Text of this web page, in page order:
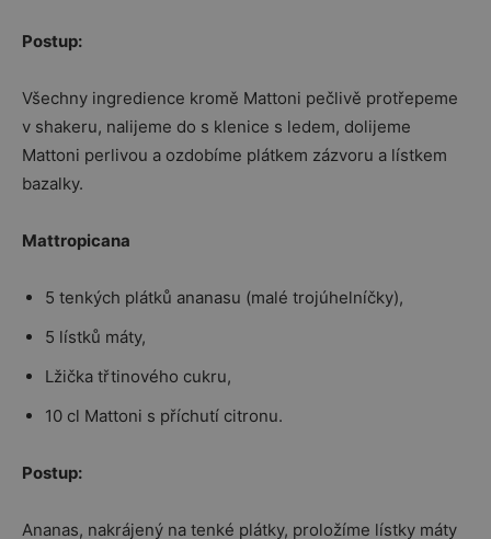
Postup:
Všechny ingredience kromě Mattoni pečlivě protřepeme
v shakeru, nalijeme do s klenice s ledem, dolijeme
Mattoni perlivou a ozdobíme plátkem zázvoru a lístkem
bazalky.
Mattropicana
5 tenkých plátků ananasu (malé trojúhelníčky),
5 lístků máty,
Lžička třtinového cukru,
10 cl Mattoni s příchutí citronu.
Postup:
Ananas, nakrájený na tenké plátky, proložíme lístky máty